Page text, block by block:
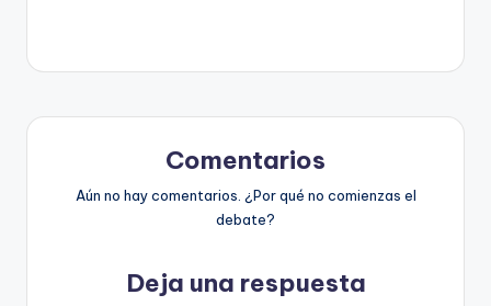
Comentarios
Aún no hay comentarios. ¿Por qué no comienzas el
debate?
Deja una respuesta